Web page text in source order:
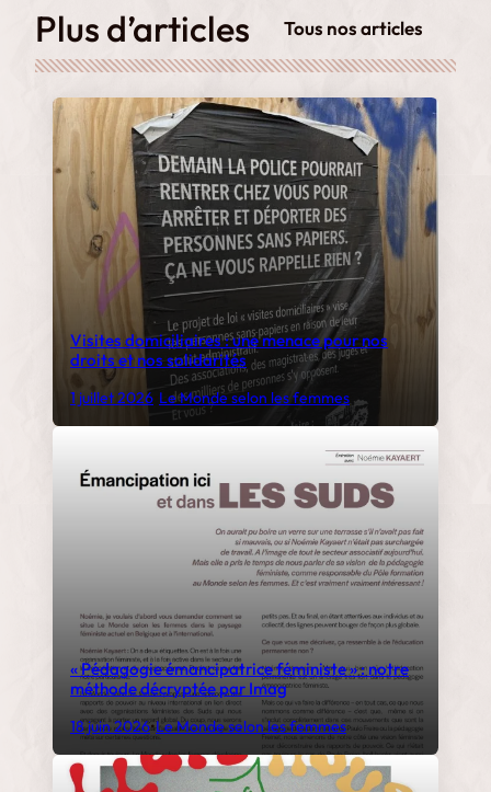
Plus d’articles Tous nos articles
Visites domiciliaires : une menace pour nos
droits et nos solidarités
1 juillet 2026 Le Monde selon les femmes
« Pédagogie émancipatrice féministe » : notre
méthode décryptée par Imag
18 juin 2026•Le Monde selon les femmes